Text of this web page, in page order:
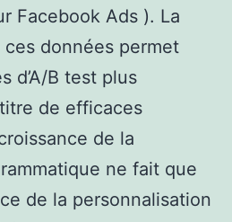
Facebook Ads ). La
données permet
d’A/B test plus
de efficaces
de la
ne fait que
de la personnalisation